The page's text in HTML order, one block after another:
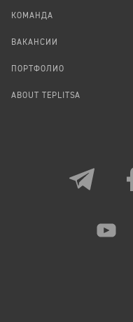
КОМАНДА
ВАКАНСИИ
ПОРТФОЛИО
ABOUT TEPLITSA